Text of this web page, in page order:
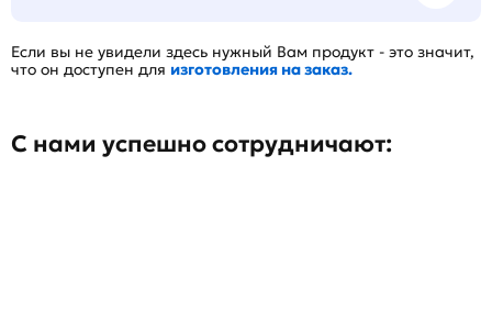
Если вы не увидели здесь нужный Вам продукт - это значит,
что он доступен для изготовления на заказ.
С нами успешно сотрудничают: